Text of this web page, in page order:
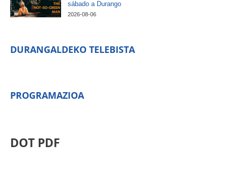
sábado a Durango
2026-08-06
DURANGALDEKO TELEBISTA
PROGRAMAZIOA
DOT PDF